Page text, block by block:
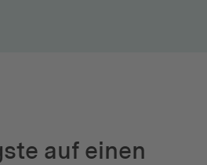
auf einen